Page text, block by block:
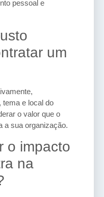
pessoal e
um
tema e local do
o valor que o
a sua organização.
o impacto
na